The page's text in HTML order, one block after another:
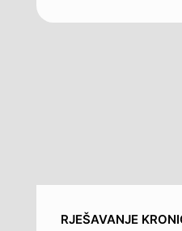
RJEŠAVANJE